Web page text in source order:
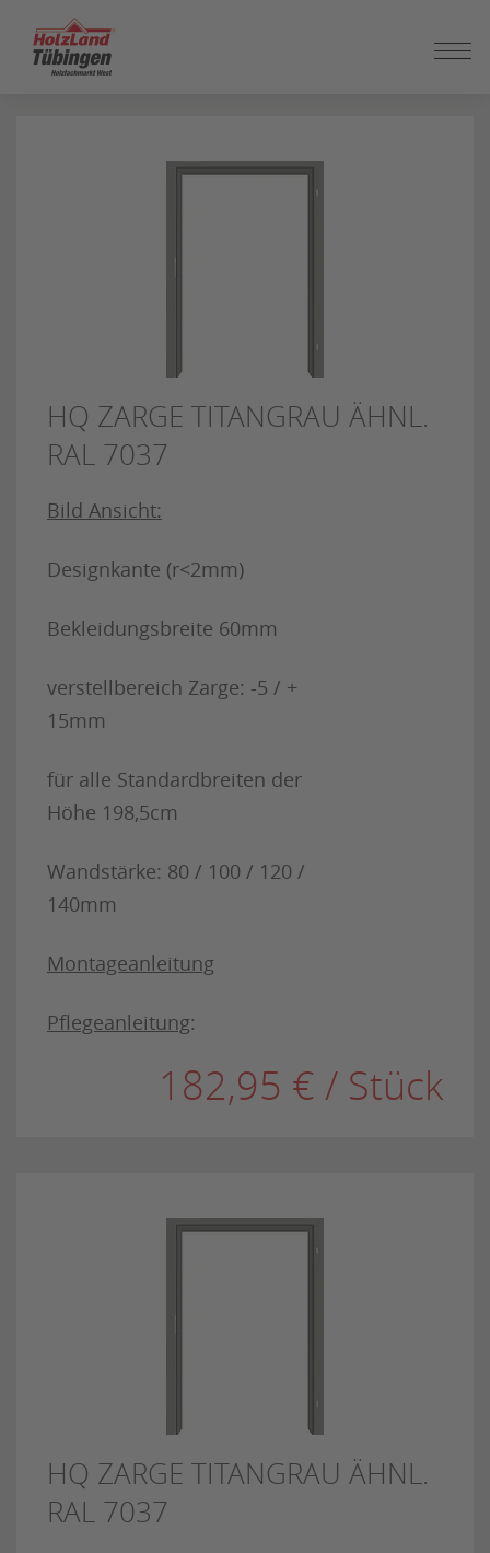
HQ ZARGE TITANGRAU ÄHNL.
RAL 7037
Bild Ansicht:
Designkante (r<2mm)
Bekleidungsbreite 60mm
verstellbereich Zarge: -5 / +
15mm
für alle Standardbreiten der
Höhe 198,5cm
Wandstärke: 80 / 100 / 120 /
140mm
Montageanleitung
Pflegeanleitung:
182,95 € / Stück
HQ ZARGE TITANGRAU ÄHNL.
RAL 7037